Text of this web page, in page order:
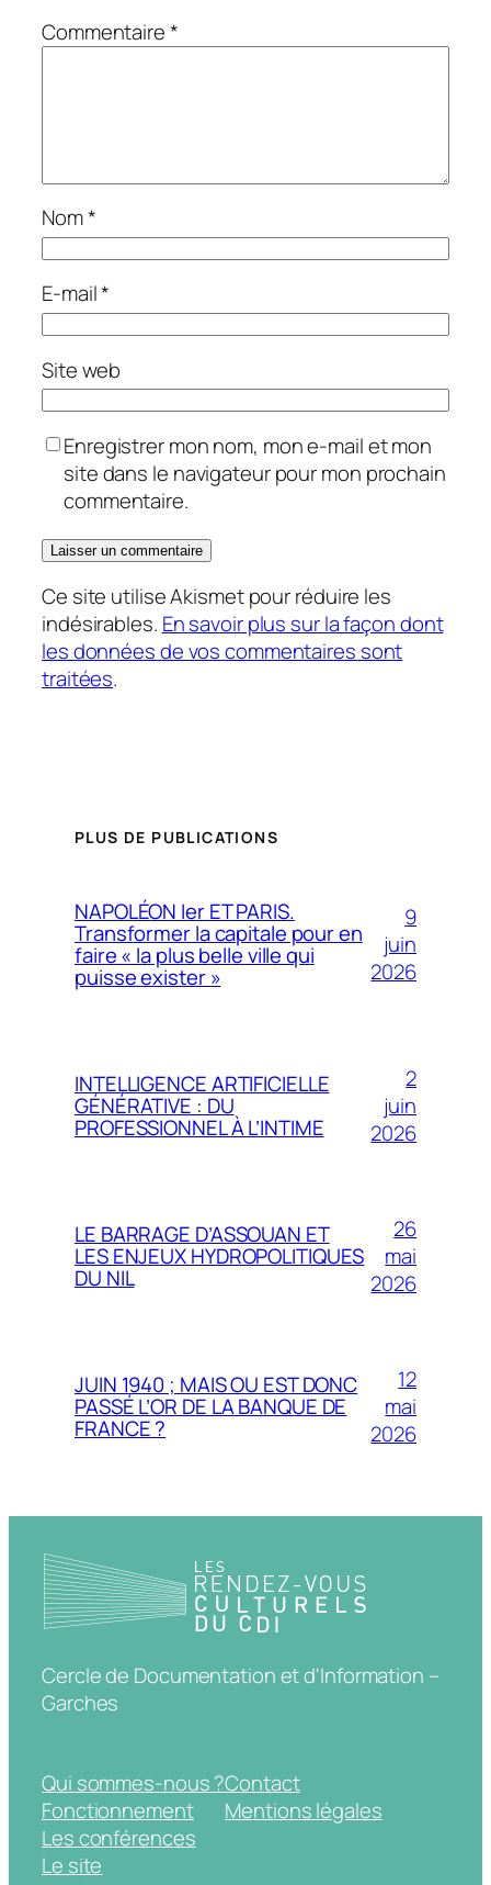
Commentaire*
Nom*
E-mail*
Site web
Enregistrer mon nom, mon e-mail et mon
site dans le navigateur pour mon prochain
commentaire.
Ce site utilise Akismet pour réduire les
indésirables. En savoir plus sur la façon dont
les données de vos commentaires sont
traitées.
PLUS DE PUBLICATIONS
NAPOLÉON Ier ET PARIS.
Transformer la capitale pour en
faire « la plus belle ville qui
puisse exister »
9
juin
2026
INTELLIGENCE ARTIFICIELLE
GÉNÉRATIVE : DU
PROFESSIONNEL À L’INTIME
2
juin
2026
LE BARRAGE D’ASSOUAN ET
LES ENJEUX HYDROPOLITIQUES
DU NIL
26
mai
2026
JUIN 1940 ; MAIS OU EST DONC
PASSÉ L’OR DE LA BANQUE DE
FRANCE ?
12
mai
2026
Cercle de Documentation et d'Information –
Garches
Qui sommes-nous ?
Fonctionnement
Les conférences
Le site
Contact
Mentions légales